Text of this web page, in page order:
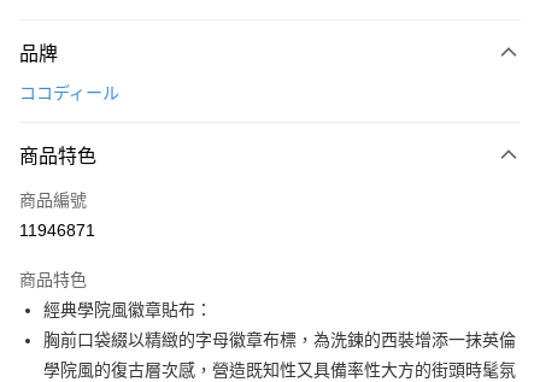
信用卡一次付款
LINE Pay
Apple Pay
悠遊付
大哥付你分期
相關說明
品牌
ココディール
商品特色
商品編號
11946871
商品特色
經典學院風徽章貼布：
胸前口袋綴以精緻的字母徽章布標，為洗鍊的西裝增添一抹英倫
學院風的復古層次感，營造既知性又具備率性大方的街頭時髦氛